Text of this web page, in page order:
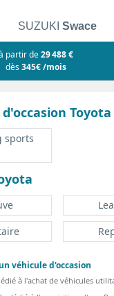
SUZUKI Swace
partir de29 488 €
dès345€ /mois
sports
véhicule d'occasion
à l'achat de véhicules